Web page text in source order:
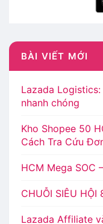
BÀI VIẾT MỚI
Lazada
nhanh chóng
Kho Shopee 50
Cách Tra Cứu
HCM Mega SOC
CHUỖI SIÊU HỘI
Lazada Affiliate